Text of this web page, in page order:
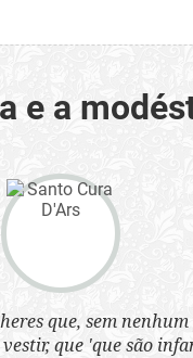
e a
que, sem
que 'que são